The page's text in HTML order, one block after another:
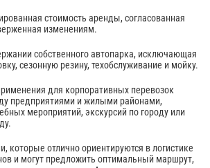
стоимость аренды, согласованная
изменениям.
собственного автопарка, исключающая
сезонную резину, техобслуживание и мойку.
для корпоративных перевозок
предприятиями и жилыми районами,
мероприятий, экскурсий по городу или
которые отлично ориентируются в логистике
и могут предложить оптимальный маршрут,